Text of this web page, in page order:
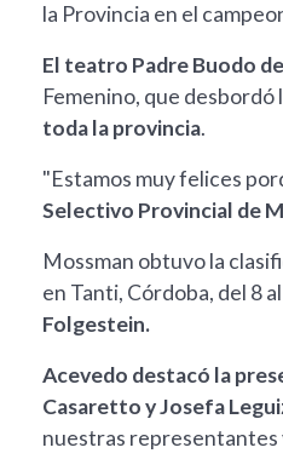
la Provincia en el
El teatro Padre Buodo
Femenino, que
toda la provincia.
"Estamos muy felices
Selectivo Provincial de
Mossman obtuvo la
en Tanti, Córdoba, del 8
Folgestein.
Acevedo destacó la
Casaretto y Josefa
nuestras representantes